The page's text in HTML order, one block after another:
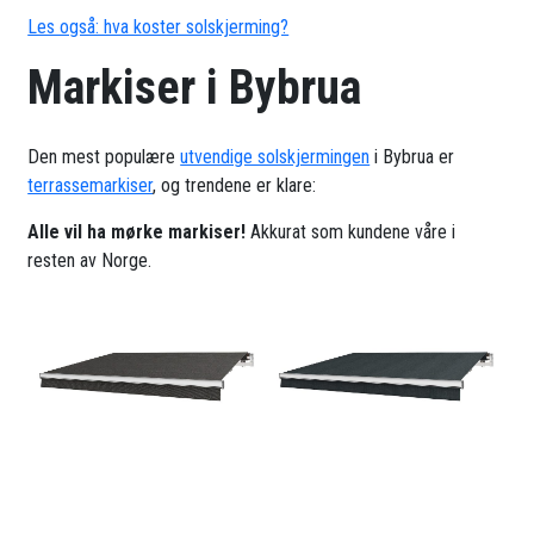
Les også: hva koster solskjerming?
Markiser i Bybrua
Den mest populæreutvendige solskjermingen i Bybrua er
terrassemarkiser, og trendene er klare:
Alle vil ha mørke markiser! Akkurat som kundene våre i
resten av Norge.